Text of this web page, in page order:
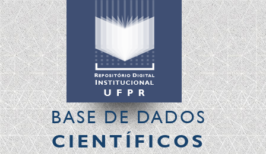
BASE DE DADOS
CIENTÍFICOS